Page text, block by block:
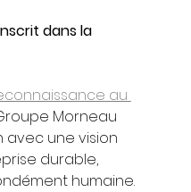
dans la
au
Morneau
avec une vision
durable,
humaine.